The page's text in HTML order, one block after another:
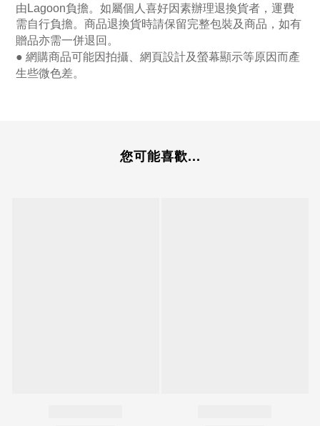
由Lagoon負擔。如屬個人喜好因素辦理退換貨者，運費
需自行負擔。商品退換貨時請保留完整包裝及商品，如有
贈品亦需一併退回。
● 網購商品可能因拍攝、網頁設計及螢幕顯示等原因而產
生些微色差。
您可能喜歡...